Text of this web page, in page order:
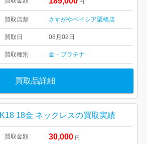
円
買取店舗 さすがやベイシア栗橋店
買取日 08月02日
買取種別 金・プラチナ
買取品詳細
K18 18金 ネックレスの買取実績
買取金額 30,000 円